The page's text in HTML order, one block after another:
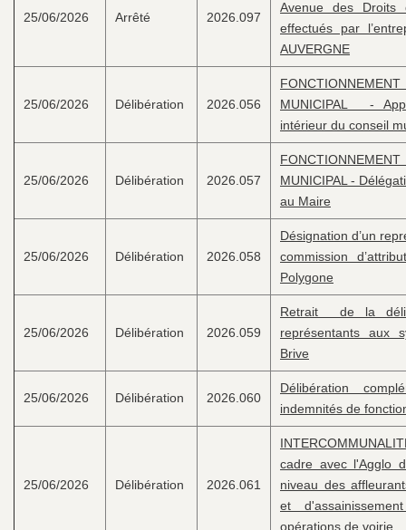
25/06/2026 Arrêté 2026.097
Avenue des Droits
effectués par
AUVERGNE
25/06/2026 Délibération 2026.056
MUNICIPAL -
intérieur du conseil
25/06/2026 Délibération 2026.057
MUNICIPAL -
au Maire
25/06/2026 Délibération 2026.058
Désignation d’un
commission
Polygone
25/06/2026 Délibération 2026.059
Retrait de la
représentants aux
Brive
25/06/2026 Délibération 2026.060
Délibération
indemnités de
25/06/2026 Délibération 2026.061
cadre avec l'Agglo
niveau des
et
opérations de voirie